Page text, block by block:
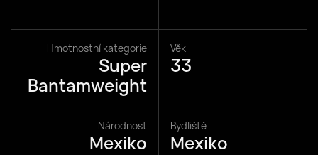
Hmotnostní kategorie
Super
Bantamweight
Věk
33
Národnost
Mexiko
Bydliště
Mexiko